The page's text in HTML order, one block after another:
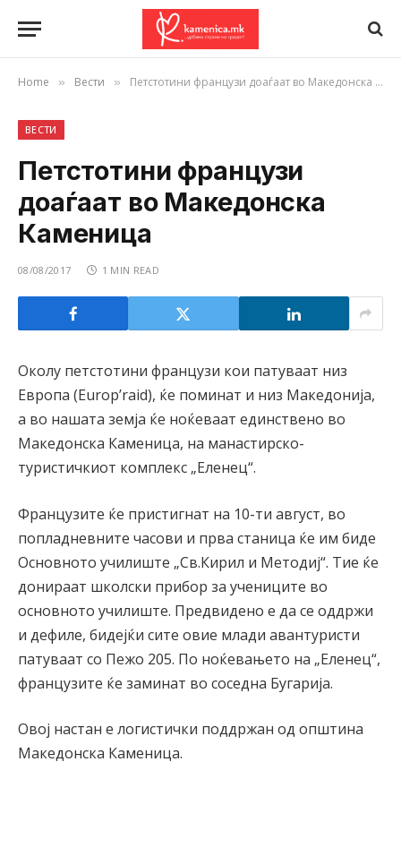
Home » Вести » Петстотини французи доаѓаат во Македонска Каменица
ВЕСТИ
Петстотини французи
доаѓаат во Македонска
Каменица
08/08/2017 1 MIN READ
Околу петстотини французи кои патуваат низ
Европа (Europ’raid), ќе поминат и низ Македонија,
а во нашата земја ќе ноќеваат единствено во
Македонска Каменица, на манастирско-
туристичкиот комплекс „Еленец“.
Французите ќе пристигнат на 10-ти август, во
попладневните часови и прва станица ќе им биде
Основното училиште „Св.Кирил и Методиј“. Тие ќе
донираат школски прибор за учениците во
основното училиште. Предвидено е да се оддржи
и дефиле, бидејќи сите овие млади авантуристи
патуваат со Пежо 205. По ноќевањето на „Еленец“,
французите ќе заминат во соседна Бугарија.
Овој настан е логистички поддржан од општина
Македонска Каменица.